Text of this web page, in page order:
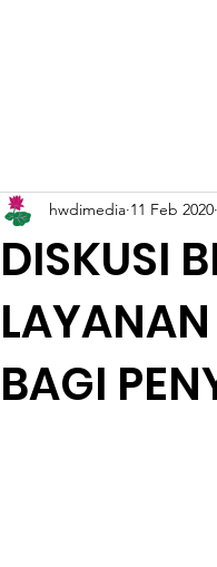
DISKUSI
BAGI
hwdimedia 11 Feb 2020